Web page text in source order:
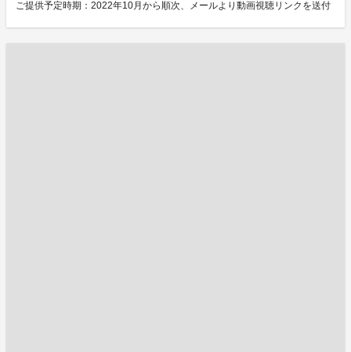
ご提供予定時期：2022年10月から順次、メールより動画視聴リンクを送付